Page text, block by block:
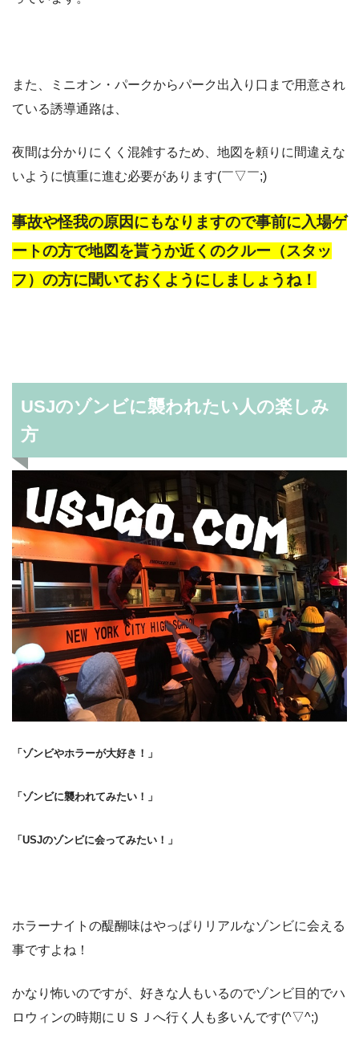
また、ミニオン・パークからパーク出入り口まで用意され
ている誘導通路は、
夜間は分かりにくく混雑するため、地図を頼りに間違えな
いように慎重に進む必要があります(￣▽￣;)
事故や怪我の原因にもなりますので事前に入場ゲ
ートの方で地図を貰うか近くのクルー（スタッ
フ）の方に聞いておくようにしましょうね！
USJのゾンビに襲われたい人の楽しみ
方
「ゾンビやホラーが大好き！」
「ゾンビに襲われてみたい！」
「USJのゾンビに会ってみたい！」
ホラーナイトの醍醐味はやっぱりリアルなゾンビに会える
事ですよね！
かなり怖いのですが、好きな人もいるのでゾンビ目的でハ
ロウィンの時期にＵＳＪへ行く人も多いんです(^▽^;)